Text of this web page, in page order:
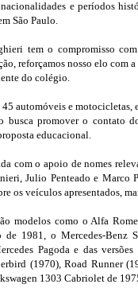
e períodos
São Paulo.
tem o compromisso
reforçamos nosso elo com
do colégio.
45 automóveis e
promover o contato
educacional.
com o apoio de nomes
Julio Penteado e Marco
os veículos apresentados,
modelos como o Alfa
1981, o Mercedes-Benz
Pagoda e das
(1970), Road Runner
1303 Cabriolet de